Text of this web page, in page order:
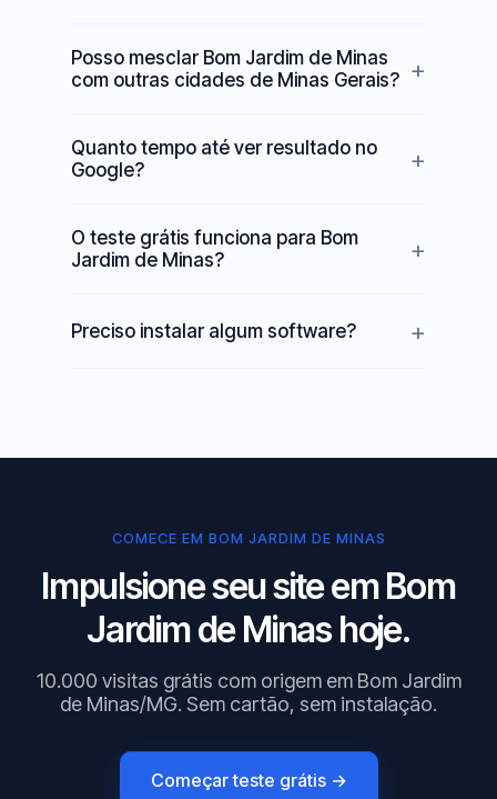
Posso mesclar Bom Jardim de Minas
com outras cidades de Minas Gerais?
Quanto tempo até ver resultado no
Google?
O teste grátis funciona para Bom
Jardim de Minas?
Preciso instalar algum software?
COMECE EM BOM JARDIM DE MINAS
Impulsione seu site em Bom
Jardim de Minas hoje.
10.000 visitas grátis com origem em Bom Jardim
de Minas/MG. Sem cartão, sem instalação.
Começar teste grátis →